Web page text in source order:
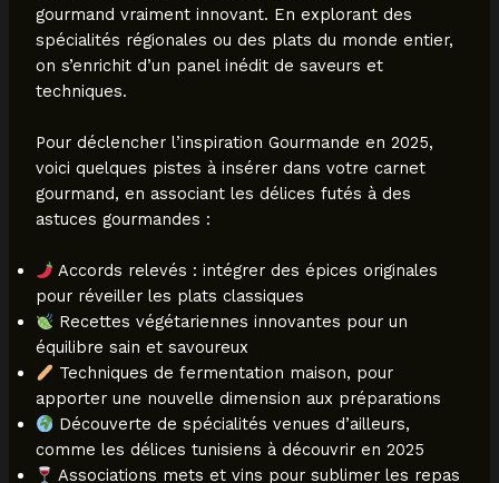
gourmand vraiment innovant. En explorant des
spécialités régionales ou des plats du monde entier,
on s’enrichit d’un panel inédit de saveurs et
techniques.
Pour déclencher l’inspiration Gourmande en 2025,
voici quelques pistes à insérer dans votre carnet
gourmand, en associant les délices futés à des
astuces gourmandes :
Accords relevés : intégrer des épices originales
pour réveiller les plats classiques
Recettes végétariennes innovantes pour un
équilibre sain et savoureux
Techniques de fermentation maison, pour
apporter une nouvelle dimension aux préparations
Découverte de spécialités venues d’ailleurs,
comme les délices tunisiens à découvrir en 2025
Associations mets et vins pour sublimer les repas